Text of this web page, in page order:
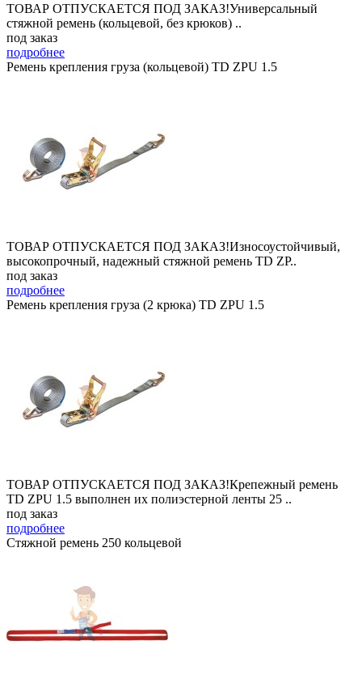
ТОВАР ОТПУСКАЕТСЯ ПОД ЗАКАЗ!Универсальный
стяжной ремень (кольцевой, без крюков) ..
под заказ
подробнее
Ремень крепления груза (кольцевой) TD ZPU 1.5
ТОВАР ОТПУСКАЕТСЯ ПОД ЗАКАЗ!Износоустойчивый,
высокопрочный, надежный стяжной ремень TD ZP..
под заказ
подробнее
Ремень крепления груза (2 крюка) TD ZPU 1.5
ТОВАР ОТПУСКАЕТСЯ ПОД ЗАКАЗ!Крепежный ремень
TD ZPU 1.5 выполнен их полиэстерной ленты 25 ..
под заказ
подробнее
Стяжной ремень 250 кольцевой